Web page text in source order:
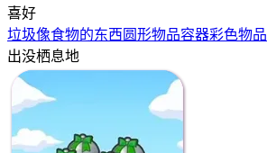
喜好
垃圾像食物的东西 圆形物品容器彩色物品
出没栖息地